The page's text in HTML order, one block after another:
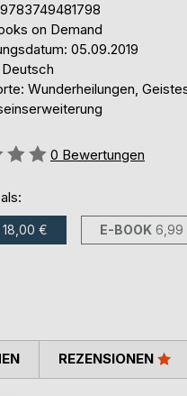
on Demand
05.09.2019
Wunderheilungen,
0 Bewertungen
18,00 € E-BOOK 6,99
REZENSIONEN